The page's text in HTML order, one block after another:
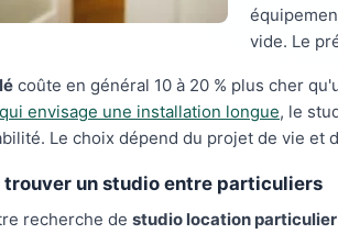
vide. Le
coûte en général 10 à 20 % plus cher
qui envisage une installation longue, le
Le choix dépend du projet de vie et
trouver un studio entre particuliers
recherche de studio location particulier